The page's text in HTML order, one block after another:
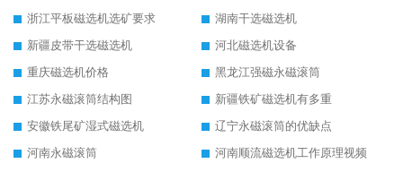
浙江平板磁选机选矿要求
湖南干选磁选机
新疆皮带干选磁选机
河北磁选机设备
重庆磁选机价格
黑龙江强磁永磁滚筒
江苏永磁滚筒结构图
新疆铁矿磁选机有多重
安徽铁尾矿湿式磁选机
辽宁永磁滚筒的优缺点
河南永磁滚筒
河南顺流磁选机工作原理视频